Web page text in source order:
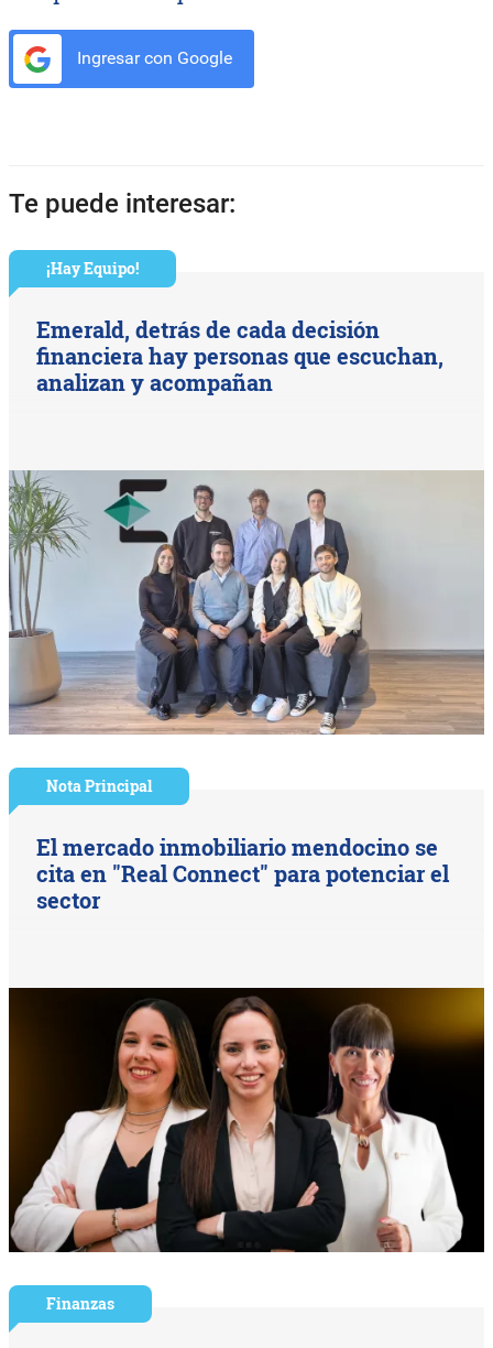
Ingresar con Google
Te puede interesar:
¡Hay Equipo!
Emerald, detrás de cada decisión
financiera hay personas que escuchan,
analizan y acompañan
Nota Principal
El mercado inmobiliario mendocino se
cita en "Real Connect" para potenciar el
sector
Finanzas